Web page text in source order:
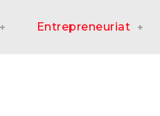
Entrepreneuriat